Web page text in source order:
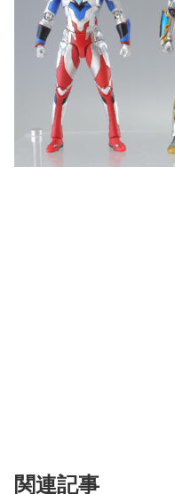
関連記事